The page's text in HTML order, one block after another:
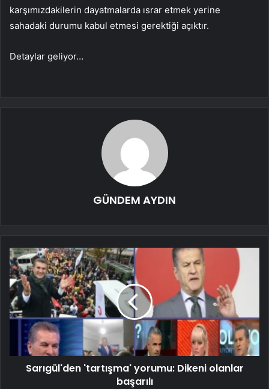
karşımızdakilerin dayatmalarda ısrar etmek yerine
sahadaki durumu kabul etmesi gerektiği açıktır.
Detaylar geliyor…
GÜNDEM AYDIN
Sarıgül'den 'tartışma' yorumu: Dikeni olanlar
başarılı